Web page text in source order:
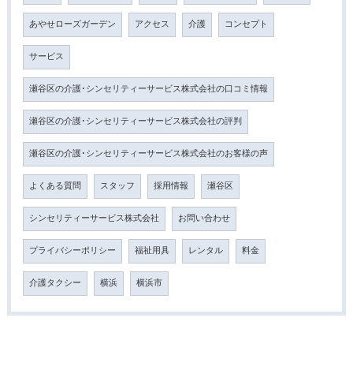
あやせローズガーデン アクセス 介護 コンセプト
サービス
瀬谷区の介護･シンセリティーサービス株式会社の口コミ情報
瀬谷区の介護･シンセリティーサービス株式会社の評判
瀬谷区の介護･シンセリティーサービス株式会社のお客様の声
よくある質問 スタッフ 採用情報 瀬谷区
シンセリティーサービス株式会社 お問い合わせ
プライバシーポリシー 福祉用具 レンタル 料金
介護タクシー 横浜 横浜市